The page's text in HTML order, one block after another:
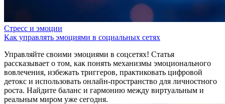
Стресс и эмоции
Как управлять эмоциями в социальных сетях
Управляйте своими эмоциями в соцсетях! Статья
рассказывает о том, как понять механизмы эмоционального
вовлечения, избежать триггеров, практиковать цифровой
детокс и использовать онлайн-пространство для личностного
роста. Найдите баланс и гармонию между виртуальным и
реальным миром уже сегодня.